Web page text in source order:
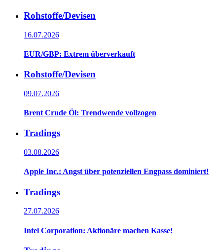
Rohstoffe/Devisen
16.07.2026
EUR/GBP: Extrem überverkauft
Rohstoffe/Devisen
09.07.2026
Brent Crude Öl: Trendwende vollzogen
Tradings
03.08.2026
Apple Inc.: Angst über potenziellen Engpass dominiert!
Tradings
27.07.2026
Intel Corporation: Aktionäre machen Kasse!